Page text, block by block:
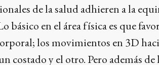
de la salud adhieren a la
básico en el área física es que
los movimientos en 3D
costado y el otro. Pero además